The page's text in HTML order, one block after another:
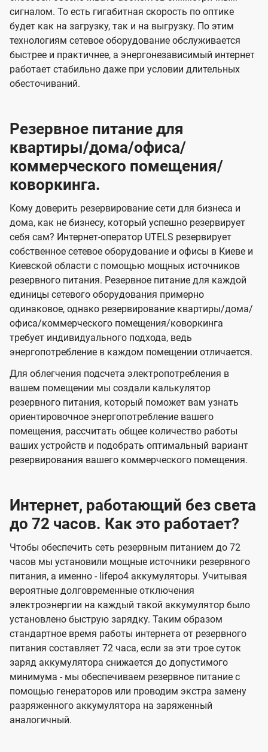
сигналом. То есть гигабитная скорость по оптике
будет как на загрузку, так и на выгрузку. По этим
технологиям сетевое оборудование обслуживается
быстрее и практичнее, а энергонезависимый интернет
работает стабильно даже при условии длительных
обесточиваний.
Резервное питание для
квартиры/дома/офиса/
коммерческого помещения/
коворкинга.
Кому доверить резервирование сети для бизнеса и
дома, как не бизнесу, который успешно резервирует
себя сам? Интернет-оператор UTELS резервирует
собственное сетевое оборудование и офисы в Киеве и
Киевской области с помощью мощных источников
резервного питания. Резервное питание для каждой
единицы сетевого оборудования примерно
одинаковое, однако резервирование квартиры/дома/
офиса/коммерческого помещения/коворкинга
требует индивидуального подхода, ведь
энергопотребление в каждом помещении отличается.
Для облегчения подсчета электропотребления в
вашем помещении мы создали калькулятор
резервного питания, который поможет вам узнать
ориентировочное энергопотребление вашего
помещения, рассчитать общее количество работы
ваших устройств и подобрать оптимальный вариант
резервирования вашего коммерческого помещения.
Интернет, работающий без света
до 72 часов. Как это работает?
Чтобы обеспечить сеть резервным питанием до 72
часов мы установили мощные источники резервного
питания, а именно - lifepo4 аккумуляторы. Учитывая
вероятные долговременные отключения
электроэнергии на каждый такой аккумулятор было
установлено быструю зарядку. Таким образом
стандартное время работы интернета от резервного
питания составляет 72 часа, если за эти трое суток
заряд аккумулятора снижается до допустимого
минимума - мы обеспечиваем резервное питание с
помощью генераторов или проводим экстра замену
разряженного аккумулятора на заряженный
аналогичный.